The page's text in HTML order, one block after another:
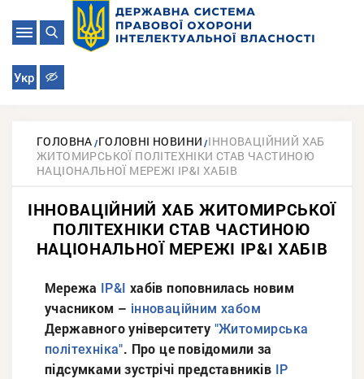
Укр
ГОЛОВНА ГОЛОВНІ НОВИНИ ІННОВАЦІЙНИЙ ХАБ
ЖИТОМИРСЬКОЇ ПОЛІТЕХНІКИ СТАВ ЧАСТИНОЮ
НАЦІОНАЛЬНОЇ МЕРЕЖІ IP&I ХАБІВ
ІННОВАЦІЙНИЙ ХАБ ЖИТОМИРСЬКОЇ
ПОЛІТЕХНІКИ СТАВ ЧАСТИНОЮ
НАЦІОНАЛЬНОЇ МЕРЕЖІ IP&I ХАБІВ
Мережа IP&I хабів поповнилась новим
учасником – інноваційним хабом
Державного університету "Житомирська
політехніка". Про це повідомили за
підсумками зустрічі представників
ІР